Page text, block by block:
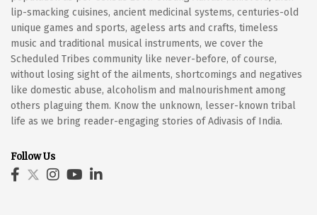
lip-smacking cuisines, ancient medicinal systems, centuries-old
unique games and sports, ageless arts and crafts, timeless
music and traditional musical instruments, we cover the
Scheduled Tribes community like never-before, of course,
without losing sight of the ailments, shortcomings and negatives
like domestic abuse, alcoholism and malnourishment among
others plaguing them. Know the unknown, lesser-known tribal
life as we bring reader-engaging stories of Adivasis of India.
Follow Us